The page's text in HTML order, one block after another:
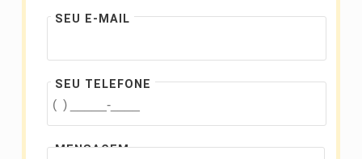
SEU E-MAIL
SEU TELEFONE
MENSAGEM